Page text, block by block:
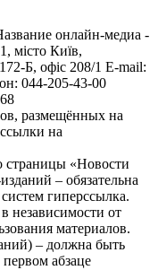
онлайн-медиа -
місто Київ,
Б, офіс 208/1 E-mail:
044-205-43-00
размещённых на
на
страницы «Новости
– обязательна
гиперссылка.
независимости от
материалов.
– должна быть
абзаце